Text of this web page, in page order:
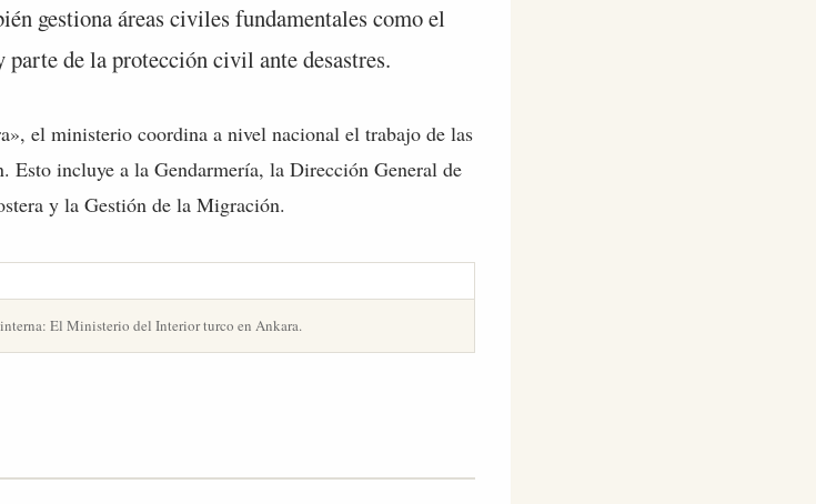
gestiona áreas civiles fundamentales como el
de la protección civil ante desastres.
el ministerio coordina a nivel nacional el trabajo de las
Esto incluye a la Gendarmería, la Dirección General de
y la Gestión de la Migración.
El Ministerio del Interior turco en Ankara.